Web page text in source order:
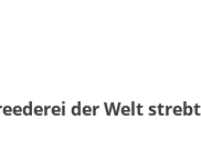
der Welt